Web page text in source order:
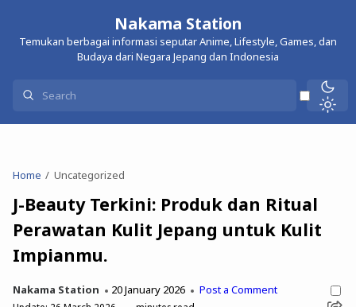
Nakama Station
Temukan berbagai informasi seputar Anime, Lifestyle, Games, dan
Budaya dari Negara Jepang dan Indonesia
Home Uncategorized
J-Beauty Terkini: Produk dan Ritual
Perawatan Kulit Jepang untuk Kulit
Impianmu.
Nakama Station 20 January 2026 Post a Comment